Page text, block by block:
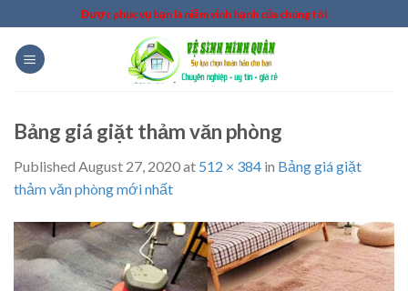
to
content
Được phục vụ bạn là niềm vinh hạnh của chúng tôi
Bảng giá giặt thảm văn phòng
Published August 27, 2020at 512 × 384 in Bảng giá giặt
thảm văn phòng mới nhất